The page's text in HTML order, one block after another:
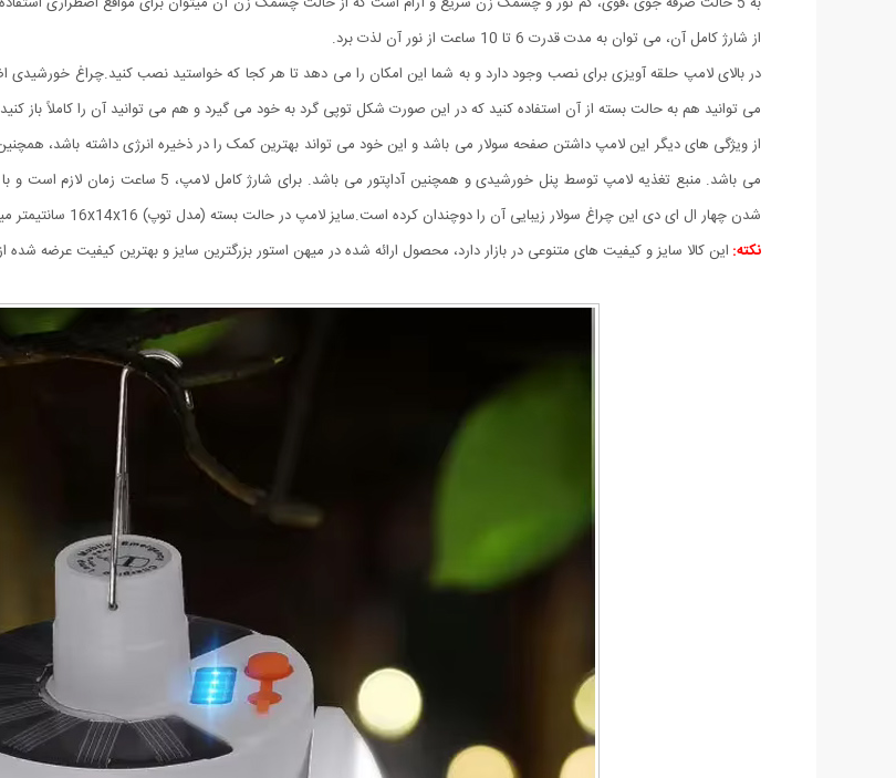
از شارژ کامل آن، می توان به مدت قدرت 6 تا 10 ساعت از نور آن لذت برد.
می توانید هم به حالت بسته از آن استفاده کنید که در این صورت شکل توپی گرد به خود می گیرد و هم می توانید آن را کاملاً باز
شدن چهار ال ای دی این چراغ سولار زیبایی آن را دوچندان کرده است.سایز لامپ در حالت بسته (مدل توپ) 16x14x16 سانتیمتر میباشد در حالت سقفی باز 30x16x30 سانتیمتر می باشد.
نکته: این کالا سایز و کیفیت های متنوعی در بازار دارد، محصول ارائه شده در میهن استور بزرگترین سایز و بهترین کیفیت عرضه شده